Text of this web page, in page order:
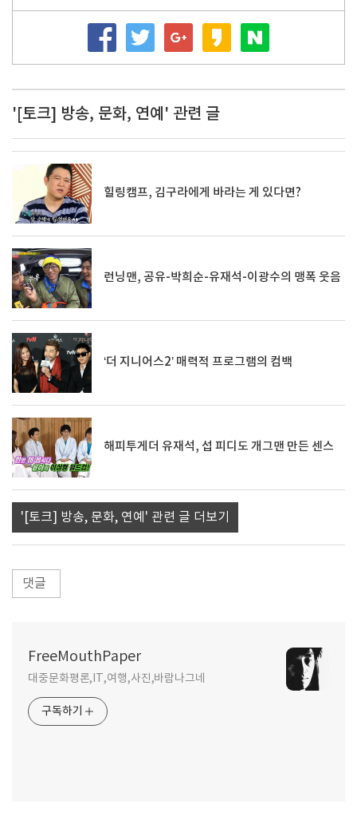
'[토크] 방송, 문화, 연예' 관련 글
힐링캠프, 김구라에게 바라는 게 있다면?
런닝맨, 공유-박희순-유재석-이광수의 맹폭 웃음
‘더 지니어스2’ 매력적 프로그램의 컴백
해피투게더 유재석, 섭 피디도 개그맨 만든 센스
'[토크] 방송, 문화, 연예' 관련 글 더보기
댓글
FreeMouthPaper
대중문화평론,IT,여행,사진,바람나그네
구독하기